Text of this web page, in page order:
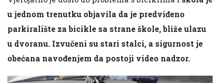
u jednom trenutku objavila da je predviđeno
parkiralište za bicikle sa strane škole, bliže ulazu
u dvoranu. Izvučeni su stari stalci, a sigurnost je
obećana navođenjem da postoji video nadzor.